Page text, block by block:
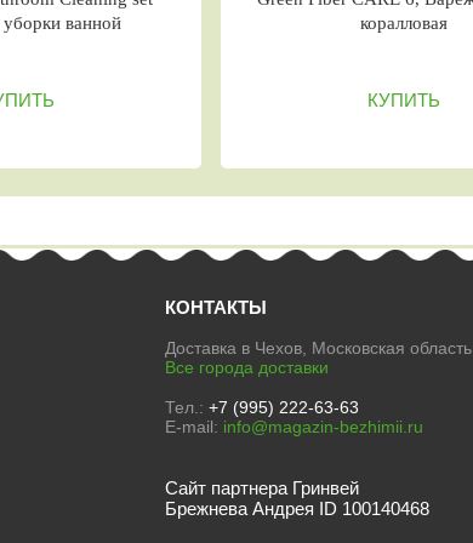
КОНТАКТЫ
Доставка в Чехов, Московская область
Все города доставки
Тел.: +7 (995) 222-63-63
E-mail: info@magazin-bezhimii.ru
Сайт партнера Гринвей
Брежнева Андрея ID 100140468